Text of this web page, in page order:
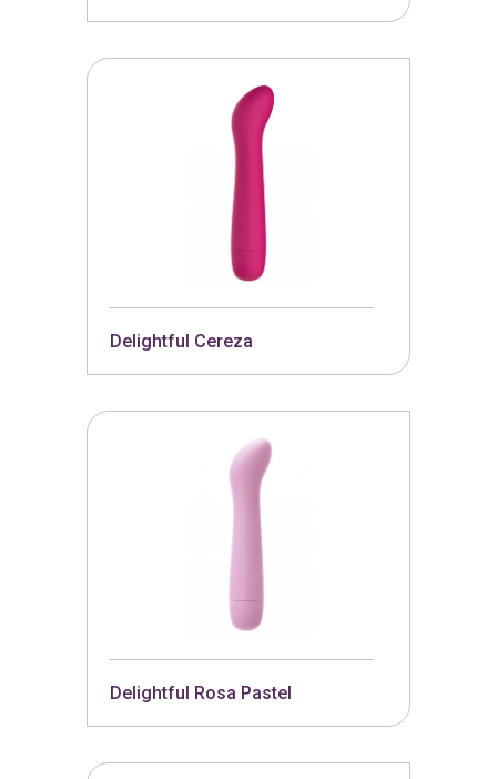
Delightful Cereza
Delightful Rosa Pastel